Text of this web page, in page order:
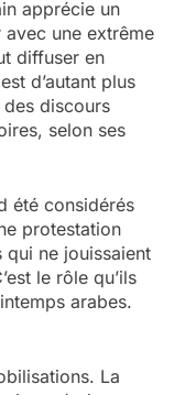
apprécie un
une extrême
diffuser en
d’autant plus
des discours
selon ses
été considérés
protestation
qui ne jouissaient
le rôle qu’ils
arabes.
La